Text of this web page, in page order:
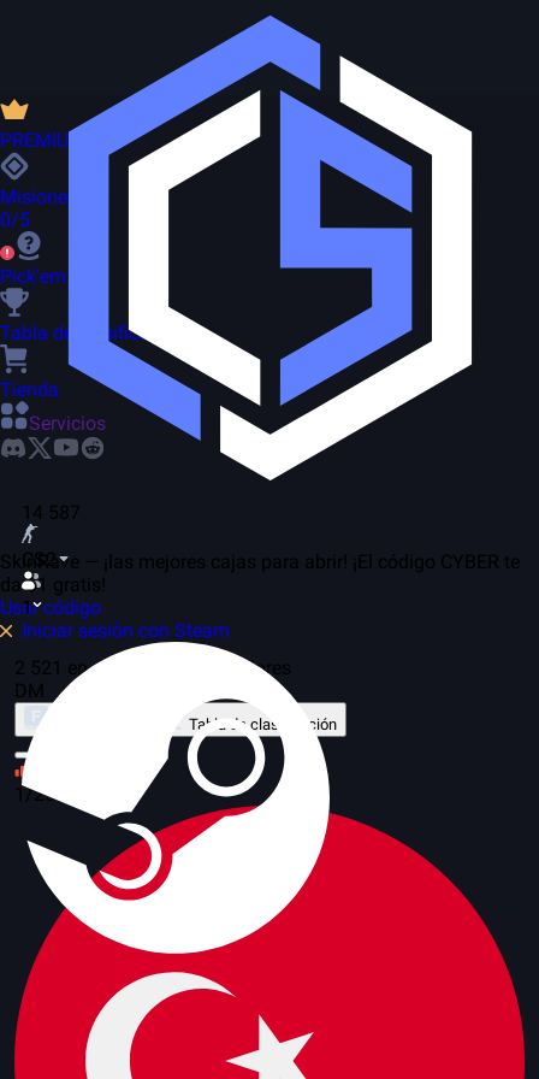
14 587
CS2
1
Iniciar sesión con Steam
PREMIUM
Misiones
0/5
Pick'em
Tabla de clasificación
Tienda
Servicios
SkinRave — ¡las mejores cajas para abrir! ¡El código CYBER te
da $1 gratis!
Usar código
2 521 en el juego, 263 servidores
DM
Tabla de clasificación
1/25